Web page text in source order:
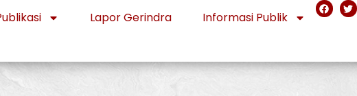
Lapor Gerindra Informasi Publik